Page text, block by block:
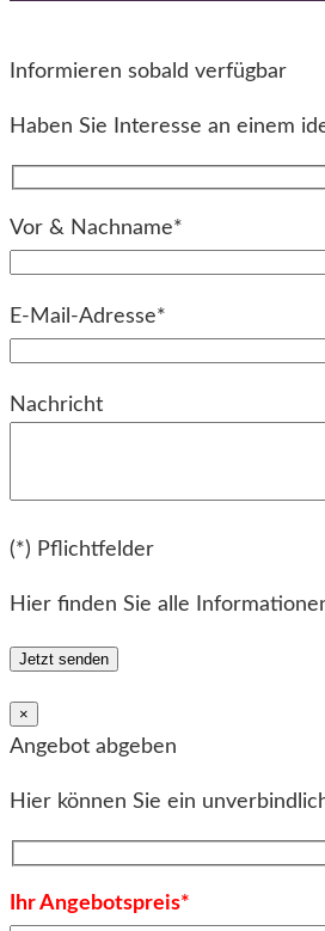
Informieren sobald verfügbar
Haben Sie Interesse an einem
Vor & Nachname*
E-Mail-Adresse*
Nachricht
(*) Pflichtfelder
Hier finden Sie alle
×
Angebot abgeben
Hier können Sie ein
Ihr Angebotspreis*